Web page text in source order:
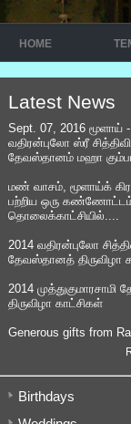
HOME
Latest News
Sept. 07, 2016 மூளாய் -
வதிரன்புலோ ஸ்ரீ
தேவஸ்தானம் மஹா
மண் வாசம், மூளாய்க்
பற்றிய ஒரு
தொலைக்காட்சியில்....
2014 வதிரன்புலோ
தேவஸ்தானத் திருவிழா
2014
திருவிழா காட்சிகள்
Generous gifts from
Birthdays